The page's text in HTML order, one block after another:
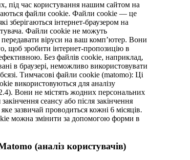
під час користування нашим сайтом на
файли cook­ie. Файли cook­ie — це
зберігаються інтернет-браузером на
Файли cook­ie не можуть
віруси на ваш комп’ютер. Вони
щоб зробити інтернет-пропозицію в
Без файлів cook­ie, наприклад,
в браузері, неможливо використовувати
Тимчасові файли cook­ie (mato­mo): Ці
використовуються для аналізу
Вони не містять жодних персональних
сеансу або після закінчення
зазвичай проводиться кожні 6 місяців.
можна змінити за допомогою форми в
(аналіз користувачів)